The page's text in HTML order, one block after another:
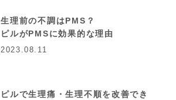
生理前の不調はPMS？
ピルがPMSに効果的な理由
2023.08.11
ピルで生理痛・生理不順を改善でき